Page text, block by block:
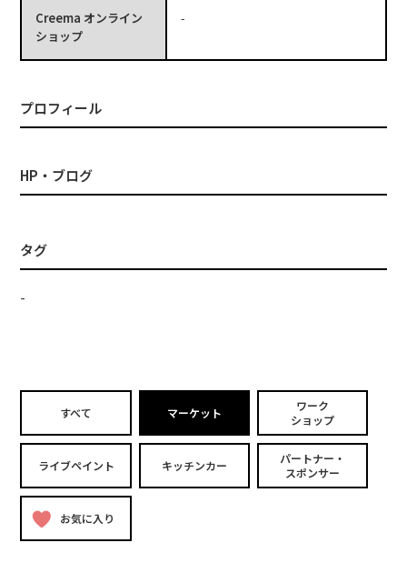
Creema オンライン
ショップ
-
プロフィール
HP・ブログ
タグ
-
すべて マーケット
ワーク
ショップ
ライブペイント キッチンカー
パートナー・
スポンサー
お気に入り